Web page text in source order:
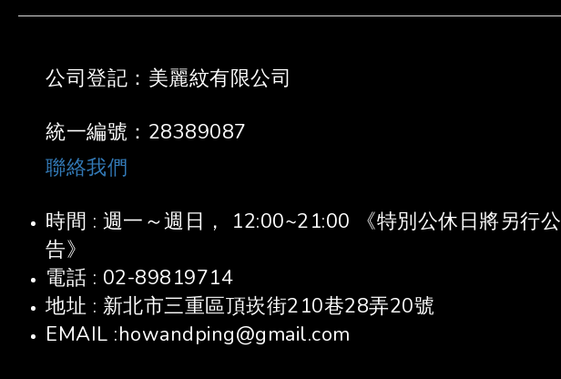
公司登記：美麗紋有限公司
統一編號：28389087
聯絡我們
時間 : 週一～週日， 12:00~21:00 《特別公休日將另行公
告》
電話 : 02-89819714
地址 : 新北市三重區頂崁街210巷28弄20號
EMAIL :howandping@gmail.com